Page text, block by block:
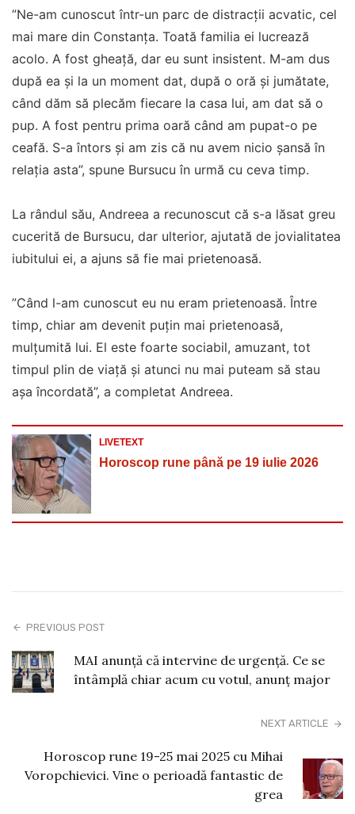
”Ne-am cunoscut într-un parc de distracții acvatic, cel
mai mare din Constanța. Toată familia ei lucrează
acolo. A fost gheață, dar eu sunt insistent. M-am dus
după ea și la un moment dat, după o oră și jumătate,
când dăm să plecăm fiecare la casa lui, am dat să o
pup. A fost pentru prima oară când am pupat-o pe
ceafă. S-a întors și am zis că nu avem nicio șansă în
relația asta”, spune Bursucu în urmă cu ceva timp.
La rândul său, Andreea a recunoscut că s-a lăsat greu
cucerită de Bursucu, dar ulterior, ajutată de jovialitatea
iubitului ei, a ajuns să fie mai prietenoasă.
”Când l-am cunoscut eu nu eram prietenoasă. Între
timp, chiar am devenit puțin mai prietenoasă,
mulțumită lui. El este foarte sociabil, amuzant, tot
timpul plin de viață și atunci nu mai puteam să stau
așa încordată”, a completat Andreea.
LIVETEXT
Horoscop rune până pe 19 iulie 2026
PREVIOUS POST
MAI anunță că intervine de urgență. Ce se
întâmplă chiar acum cu votul, anunț major
NEXT ARTICLE
Horoscop rune 19-25 mai 2025 cu Mihai
Voropchievici. Vine o perioadă fantastic de
grea